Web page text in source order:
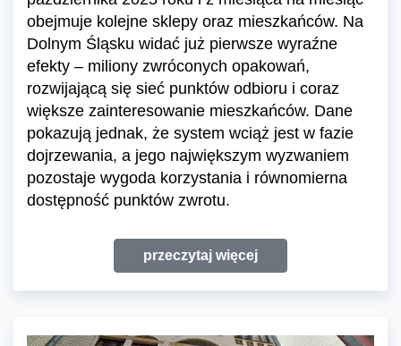
obejmuje kolejne sklepy oraz mieszkańców. Na
Dolnym Śląsku widać już pierwsze wyraźne
efekty – miliony zwróconych opakowań,
rozwijającą się sieć punktów odbioru i coraz
większe zainteresowanie mieszkańców. Dane
pokazują jednak, że system wciąż jest w fazie
dojrzewania, a jego największym wyzwaniem
pozostaje wygoda korzystania i równomierna
dostępność punktów zwrotu.
przeczytaj więcej